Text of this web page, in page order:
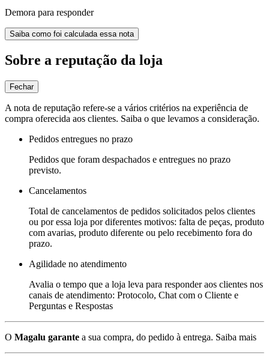
Demora para responder
Saiba como foi calculada essa nota
Sobre a reputação da loja
Fechar
A nota de reputação refere-se a vários critérios na experiência de
compra oferecida aos clientes. Saiba o que levamos a consideração.
Pedidos entregues no prazo
Pedidos que foram despachados e entregues no prazo
previsto.
Cancelamentos
Total de cancelamentos de pedidos solicitados pelos clientes
ou por essa loja por diferentes motivos: falta de peças, produto
com avarias, produto diferente ou pelo recebimento fora do
prazo.
Agilidade no atendimento
Avalia o tempo que a loja leva para responder aos clientes nos
canais de atendimento: Protocolo, Chat com o Cliente e
Perguntas e Respostas
O Magalu garante a sua compra, do pedido à entrega. Saiba mais